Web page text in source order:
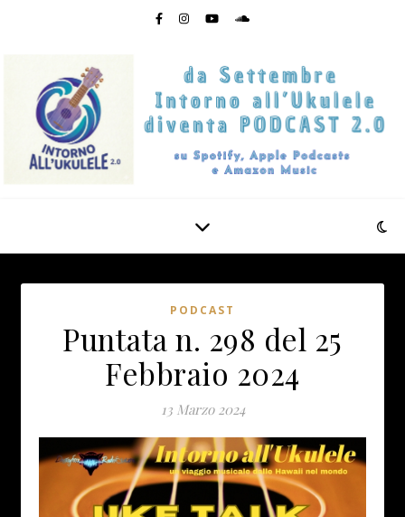
PODCAST
Puntata n. 298 del 25
Febbraio 2024
13 Marzo 2024